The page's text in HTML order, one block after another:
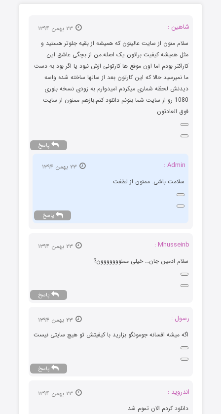
شاهین :
سلام منون از سایت عالیتون که همیشه از بقیه جلوتر هستید و
مثل همیشه کیفیت براتون یک اصله.من از بچگی عاشق این
کاراکتر بودم اما اون موقع ها کارتونی ازش نبود یا اگر بود به دست
ما نمیرسید حالا که این کارتون بعد از سالها ساخته شده واسه
دیدنش لحظه شماری میکردم امیدوارم به زودی نسخه بلوری
1080 رو از سایت شما بتونم دانلود کنم.بازهم ممنون از سایت
فوق العادتون
پاسخ
Admin :
سلامت باشی. ممنون از لطفت
پاسخ
Mhusseinb :
سلام ادمین جان… خیلی ممنووووووون?
پاسخ
رسول :
اگه میشه افسانه جومونگو بزارید با کیفیتش تو هیچ سایتی نیست
پاسخ
اندروید :
دانلود کردم الان تموم شد